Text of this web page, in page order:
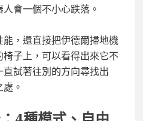
會一個不小心跌落。
，還直接把伊德爾掃地機
子上，可以看得出來它不
試著往別的方向尋找出
。